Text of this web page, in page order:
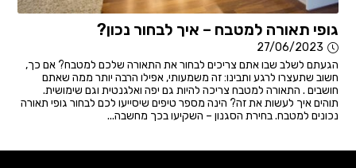
גופי תאורה למטבח – איך לבחור נכון?
27/06/2023
הגעתם לשלב שבו אתם צריכים לבחור את התאורה שלכם למטבח? אם כך,
חשוב שתעצרו לרגע ותבינו: זה משמעותי, אפילו הרבה יותר ממה שאתם
חושבים . התאורה למטבח צריכה להיות גם יפה ואלגנטית וגם שימושית.
תוהים איך לעשות את זה? הינה מספר טיפים שיסייעו לכם לבחור גופי תאורה
נכונים למטבח. בחירת הסגנון – השקיעו בכך מחשבה...